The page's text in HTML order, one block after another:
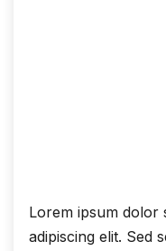
Lorem ipsum dolor
adipiscing elit. Sed